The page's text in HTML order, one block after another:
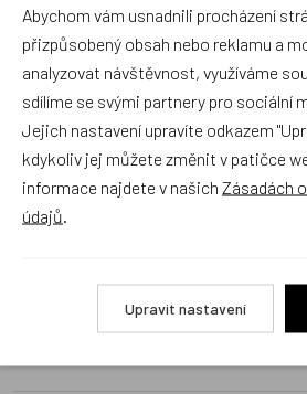
Dráček.cz
Položit dotaz
Recenze v detailu produktu a texty od
odrážejí výhradně názory a stanoviska
e-shopu Dráček.cz texty zákazníků
neověřuje.
Abychom vám usnadnili procházení
přizpůsobený obsah nebo reklamu a
analyzovat návštěvnost, využíváme
sdílíme se svými partnery pro sociální
Jejich nastavení upravíte odkazem
kdykoliv jej můžete změnit v patičce
informace najdete v našich Zásadách
údajů
Upravit nastavení